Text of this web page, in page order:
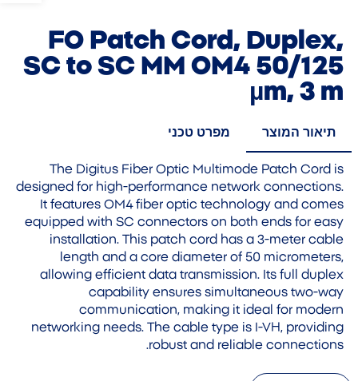
FO Patch Cord, Duplex,
SC to SC MM OM4 50/125
µm, 3 m
תיאור המוצר מפרט טכני
The Digitus Fiber Optic Multimode Patch Cord is
designed for high-performance network connections.
It features OM4 fiber optic technology and comes
equipped with SC connectors on both ends for easy
installation. This patch cord has a 3-meter cable
length and a core diameter of 50 micrometers,
allowing efficient data transmission. Its full duplex
capability ensures simultaneous two-way
communication, making it ideal for modern
networking needs. The cable type is I-VH, providing
robust and reliable connections.